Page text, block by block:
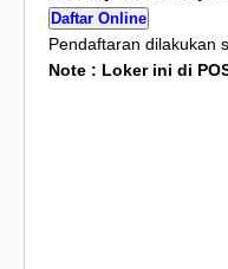
Daftar Online
Pendaftaran dilakukan
Note : Loker ini di